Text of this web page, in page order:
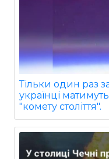
Тільки один раз
українці
"комету століття".